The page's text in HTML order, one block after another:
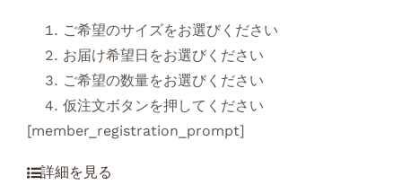
ご希望のサイズをお選びください
お届け希望日をお選びください
ご希望の数量をお選びください
仮注文ボタンを押してください
[member_registration_prompt]